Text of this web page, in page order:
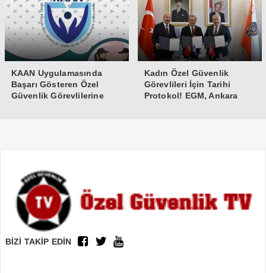
KAAN Uygulamasında
Başarı Gösteren Özel
Güvenlik Görevlilerine
Kadın Özel Güvenlik
Görevlileri İçin Tarihi
Protokol! EGM, Ankara
BİZİ TAKİP EDİN